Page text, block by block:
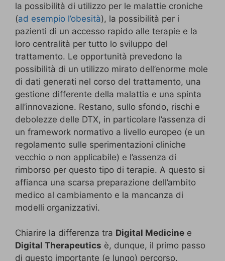
la possibilità di utilizzo per le malattie croniche
(ad esempio l’obesità), la possibilità per i
pazienti di un accesso rapido alle terapie e la
loro centralità per tutto lo sviluppo del
trattamento. Le opportunità prevedono la
possibilità di un utilizzo mirato dell’enorme mole
di dati generati nel corso del trattamento, una
gestione differente della malattia e una spinta
all’innovazione. Restano, sullo sfondo, rischi e
debolezze delle DTX, in particolare l’assenza di
un framework normativo a livello europeo (e un
regolamento sulle sperimentazioni cliniche
vecchio o non applicabile) e l’assenza di
rimborso per questo tipo di terapie. A questo si
affianca una scarsa preparazione dell’ambito
medico al cambiamento e la mancanza di
modelli organizzativi.
Chiarire la differenza tra Digital Medicine e
Digital Therapeutics è, dunque, il primo passo
di questo importante (e lungo) percorso.